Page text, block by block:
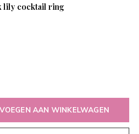
lily cocktail ring
AAN WINKELWAGEN